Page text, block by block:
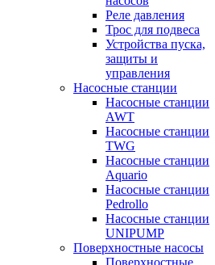
Реле давления
Трос для подвеса
Устройства пуска,
защиты и
управления
Насосные станции
Насосные станции
AWT
Насосные станции
TWG
Насосные станции
Aquario
Насосные станции
Pedrollo
Насосные станции
UNIPUMP
Поверхностные насосы